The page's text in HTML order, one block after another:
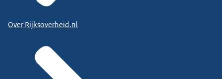
Over Rijksoverheid.nl